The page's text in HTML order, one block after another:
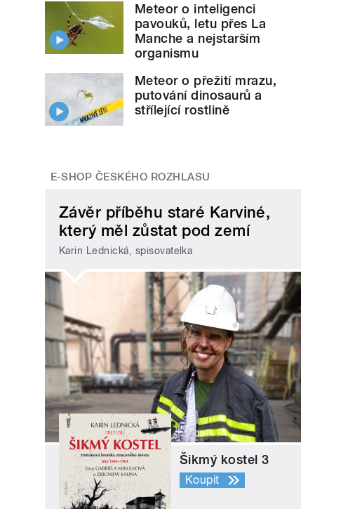
Meteor o inteligenci
pavouků, letu přes La
Manche a nejstarším
organismu
Meteor o přežití mrazu,
putování dinosaurů a
střílející rostlině
E-SHOP ČESKÉHO ROZHLASU
Závěr příběhu staré Karviné,
který měl zůstat pod zemí
Karin Lednická, spisovatelka
Šikmý kostel 3
Koupit